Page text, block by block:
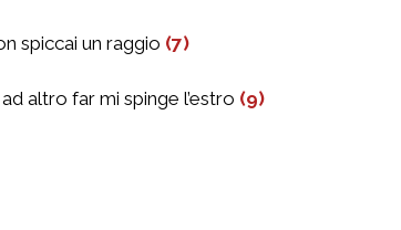
spiccai un raggio (7)
altro far mi spinge l’estro (9)